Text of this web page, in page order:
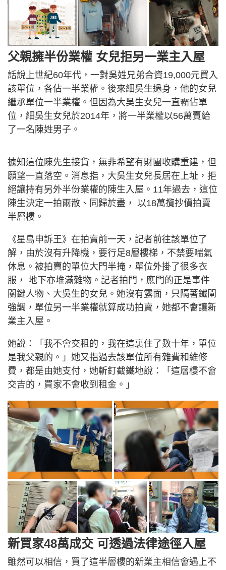
父親擁半份業權 女兒拒另一業主入屋
話說上世紀60年代，一對吳姓兄弟合資19,000元買入
該單位，各佔一半業權。後來細吳生過身，他的女兒
繼承單位一半業權。但因為大吳生女兒一直霸佔單
位，細吳生女兒於2014年，將一半業權以56萬賣給
了一名陳姓男子。
據知這位陳先生接貨，無非希望有財團收購重建，但
願望一直落空。消息指，大吳生女兒長居在上址，拒
絕讓持有另外半份業權的陳生入屋。11年過去，這位
陳生決定一拍兩散、同歸於盡， 以18萬攬抄價拍賣
半層樓。
《星島申訴王》在拍賣前一天，記者前往該單位了
解，由於沒有升降機，要行足8層樓梯，不禁要喘氣
休息。被拍賣的單位大門半掩，單位外掛了很多衣
服， 地下亦堆滿雜物。記者拍門，應門的正是事件
關鍵人物、大吳生的女兒。她沒有露面，只隔著鐵閘
強調，單位另一半業權就算成功拍賣，她都不會讓新
業主入屋。
她說：「我不會交租的，我在這裏住了數十年，單位
是我父親的。」她又指過去該單位所有雜費和維修
費，都是由她支付，她斬釘截鐵地說：「這層樓不會
交吉的，買家不會收到租金。」
新買家48萬成交 可透過法律途徑入屋
雖然可以相信，買了這半層樓的新業主相信會遇上不